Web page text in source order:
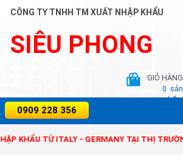
CÔNG TY TNHH TM XUẤT NHẬP KHẨU
SIÊU PHONG
GIỎ HÀNG
0 sản
phẩm
TỪ ITALY - GERMANY TẠI THỊ TRƯỜNG